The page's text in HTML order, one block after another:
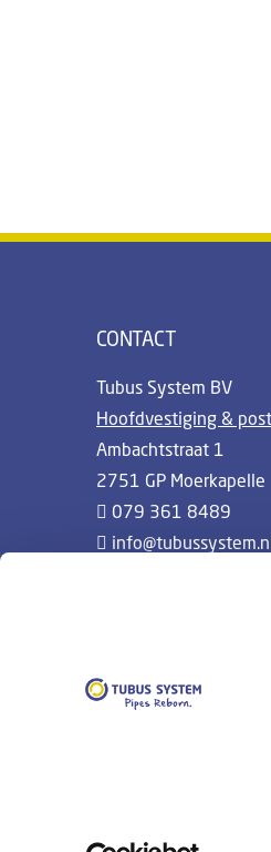
CONTACT
Tubus System BV
Hoofdvestiging &
Ambachtstraat 1
2751 GP Moerkapelle
079 361 8489
info@tubussystem.nl